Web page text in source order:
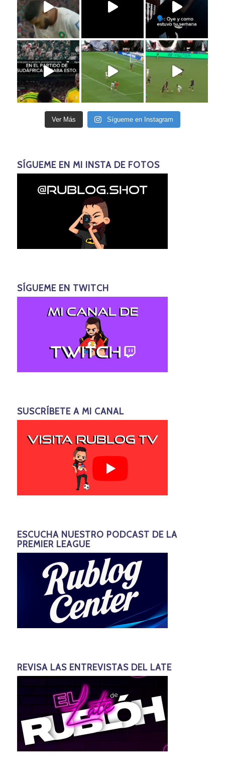
Ver Más Sígueme en Instagram
SÍGUEME EN MI INSTA DE FOTOS
SÍGUEME EN TWITCH
SUSCRÍBETE A MI CANAL
ESCUCHA NUESTRO PODCAST DE LA
PREMIER LEAGUE
REVISA LAS ENTREVISTAS DEL LATE